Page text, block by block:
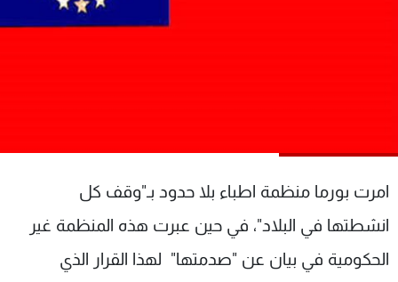
امرت بورما منظمة اطباء بلا حدود بـ"وقف كل
انشطتها في البلاد"، في حين عبرت هذه المنظمة غير
الحكومية في بيان عن "صدمتها" لهذا القرار الذي
شاهد البرامج
الإنـتـاج
لاعلاناتكم
وظائف
تواصل معنا